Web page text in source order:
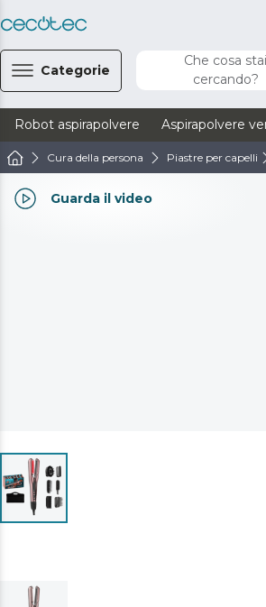
Categorie
Che cosa stai
cercando?
Robot aspirapolvere Aspirapolvere
Cura della persona Piastre per capelli
Guarda il video